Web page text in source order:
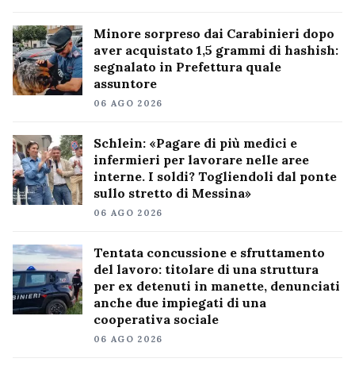
Minore sorpreso dai Carabinieri dopo
aver acquistato 1,5 grammi di hashish:
segnalato in Prefettura quale
assuntore
06 AGO 2026
Schlein: «Pagare di più medici e
infermieri per lavorare nelle aree
interne. I soldi? Togliendoli dal ponte
sullo stretto di Messina»
06 AGO 2026
Tentata concussione e sfruttamento
del lavoro: titolare di una struttura
per ex detenuti in manette, denunciati
anche due impiegati di una
cooperativa sociale
06 AGO 2026